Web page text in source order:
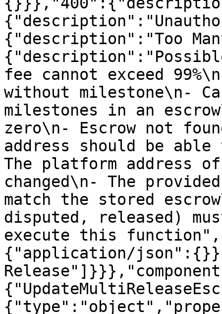
{"description":"Too
fee cannot exceed
without milestone\n-
milestones in an
zero\n- Escrow not
address should be
The platform address
changed\n- The
match the stored
disputed, released)
execute this
{"application/